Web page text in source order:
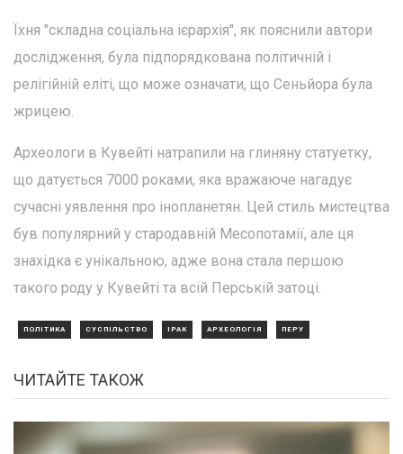
Їхня "складна соціальна ієрархія", як пояснили автори
дослідження, була підпорядкована політичній і
релігійній еліті, що може означати, що Сеньйора була
жрицею.
Археологи в Кувейті натрапили на глиняну статуетку,
що датується 7000 роками, яка вражаюче нагадує
сучасні уявлення про інопланетян. Цей стиль мистецтва
був популярний у стародавній Месопотамії, але ця
знахідка є унікальною, адже вона стала першою
такого роду у Кувейті та всій Перській затоці.
ПОЛІТИКА СУСПІЛЬСТВО ІРАК АРХЕОЛОГІЯ ПЕРУ
ЧИТАЙТЕ ТАКОЖ